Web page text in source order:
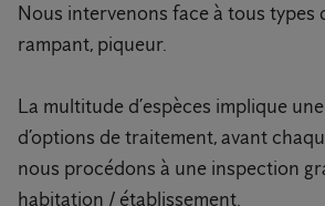
Nous intervenons face à tous types
rampant, piqueur.
La multitude d’espèces implique
d’options de traitement, avant
nous procédons à une inspection
habitation / établissement.